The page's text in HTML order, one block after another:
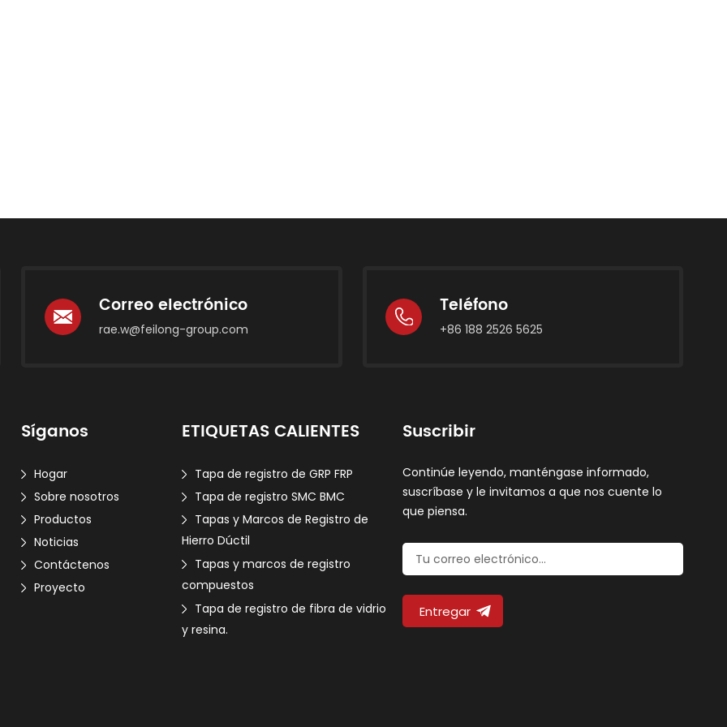
Correo electrónico
rae.w@feilong-group.com
Teléfono
+86 188 2526 5625
Síganos
Hogar
Sobre nosotros
Productos
Noticias
Contáctenos
Proyecto
ETIQUETAS CALIENTES
Tapa de registro de GRP FRP
Tapa de registro SMC BMC
Tapas y Marcos de Registro de
Hierro Dúctil
Tapas y marcos de registro
compuestos
Tapa de registro de fibra de vidrio
y resina.
Suscribir
Continúe leyendo, manténgase informado,
suscríbase y le invitamos a que nos cuente lo
que piensa.
Entregar